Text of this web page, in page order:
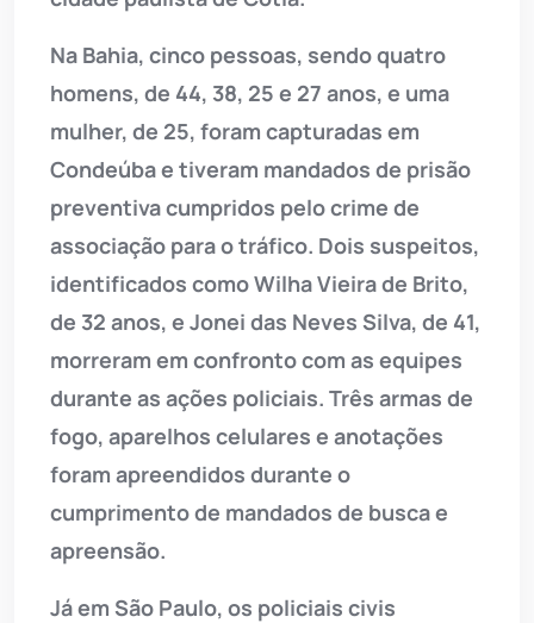
Na Bahia, cinco pessoas, sendo quatro
homens, de 44, 38, 25 e 27 anos, e uma
mulher, de 25, foram capturadas em
Condeúba e tiveram mandados de prisão
preventiva cumpridos pelo crime de
associação para o tráfico. Dois suspeitos,
identificados como Wilha Vieira de Brito,
de 32 anos, e Jonei das Neves Silva, de 41,
morreram em confronto com as equipes
durante as ações policiais. Três armas de
fogo, aparelhos celulares e anotações
foram apreendidos durante o
cumprimento de mandados de busca e
apreensão.
Já em São Paulo, os policiais civis